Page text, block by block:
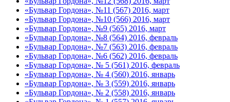
«Бульвар Гордона», №11 (567) 2016, март
«Бульвар Гордона», №10 (566) 2016, март
«Бульвар Гордона», №9 (565) 2016, март
«Бульвар Гордона», №8 (564) 2016, февраль
«Бульвар Гордона», №7 (563) 2016, февраль
«Бульвар Гордона», №6 (562) 2016, февраль
«Бульвар Гордона», № 5 (561) 2016, февраль
«Бульвар Гордона», № 4 (560) 2016, январь
«Бульвар Гордона», № 3 (559) 2016, январь
«Бульвар Гордона», № 2 (558) 2016, январь